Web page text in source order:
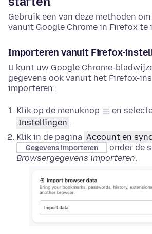
Gebruik een van deze methoden
vanuit Google Chrome in Firefox te
Importeren vanuit Firefox-
U kunt uw Google Chrome-
gegevens ook vanuit het Firefox-
importeren:
Klik op de menuknop
en
Instellingen .
Klik in de pagina Account en
Gegevens importeren
onder de
Browsergegevens importeren.